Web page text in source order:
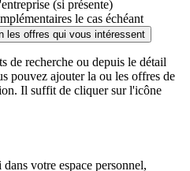
(si présente)
le cas échéant
les offres qui vous intéressent
de recherche ou depuis le détail
pouvez ajouter la ou les offres de
Il suffit de cliquer sur l'icône
votre espace personnel,